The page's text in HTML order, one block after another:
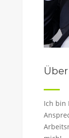
Ich bin